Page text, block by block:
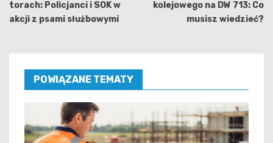
torach: Policjanci i SOK w
akcji z psami służbowymi
kolejowego na DW 713: Co
musisz wiedzieć?
POWIĄZANE TEMATY